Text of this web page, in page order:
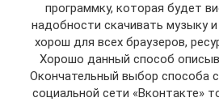
программку, которая будет
надобности скачивать музыку
хорош для всех браузеров,
Хорошо данный способ
Окончательный выбор способа
социальной сети «Вконтакте»